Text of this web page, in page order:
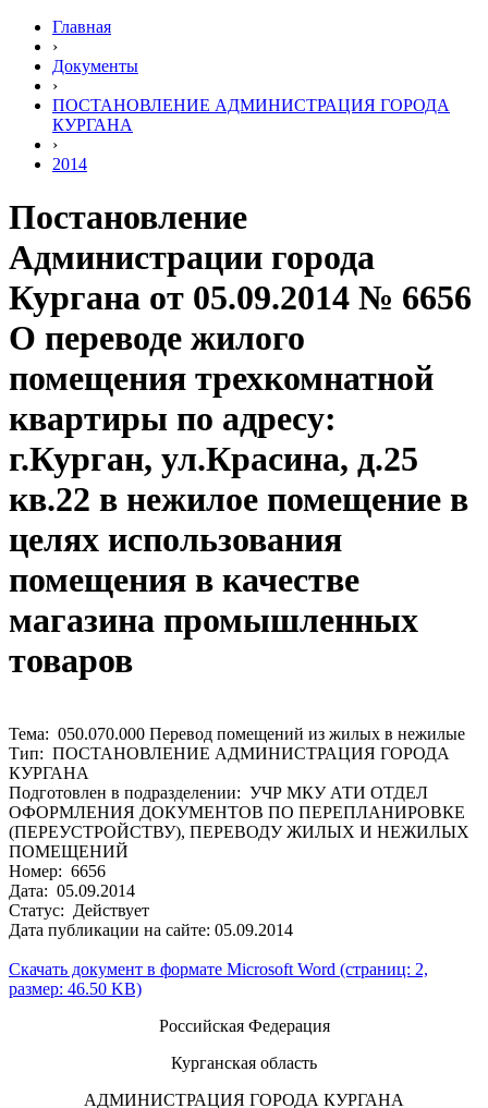
Главная
›
Документы
›
ПОСТАНОВЛЕНИЕ АДМИНИСТРАЦИЯ ГОРОДА
КУРГАНА
›
2014
Постановление
Администрации города
Кургана от 05.09.2014 № 6656
О переводе жилого
помещения трехкомнатной
квартиры по адресу:
г.Курган, ул.Красина, д.25
кв.22 в нежилое помещение в
целях использования
помещения в качестве
магазина промышленных
товаров
Тема: 050.070.000 Перевод помещений из жилых в нежилые
Тип: ПОСТАНОВЛЕНИЕ АДМИНИСТРАЦИЯ ГОРОДА
КУРГАНА
Подготовлен в подразделении: УЧР МКУ АТИ ОТДЕЛ
ОФОРМЛЕНИЯ ДОКУМЕНТОВ ПО ПЕРЕПЛАНИРОВКЕ
(ПЕРЕУСТРОЙСТВУ), ПЕРЕВОДУ ЖИЛЫХ И НЕЖИЛЫХ
ПОМЕЩЕНИЙ
Номер: 6656
Дата: 05.09.2014
Статус: Действует
Дата публикации на сайте: 05.09.2014
Скачать документ в формате Microsoft Word (страниц: 2,
размер: 46.50 KB)
Российская Федерация
Курганская область
АДМИНИСТРАЦИЯ ГОРОДА КУРГАНА